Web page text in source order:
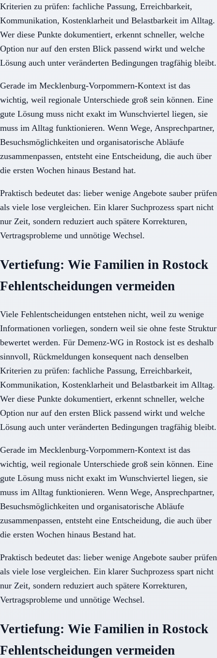
Kriterien zu prüfen: fachliche Passung, Erreichbarkeit,
Kommunikation, Kostenklarheit und Belastbarkeit im Alltag.
Wer diese Punkte dokumentiert, erkennt schneller, welche
Option nur auf den ersten Blick passend wirkt und welche
Lösung auch unter veränderten Bedingungen tragfähig bleibt.
Gerade im Mecklenburg-Vorpommern-Kontext ist das
wichtig, weil regionale Unterschiede groß sein können. Eine
gute Lösung muss nicht exakt im Wunschviertel liegen, sie
muss im Alltag funktionieren. Wenn Wege, Ansprechpartner,
Besuchsmöglichkeiten und organisatorische Abläufe
zusammenpassen, entsteht eine Entscheidung, die auch über
die ersten Wochen hinaus Bestand hat.
Praktisch bedeutet das: lieber wenige Angebote sauber prüfen
als viele lose vergleichen. Ein klarer Suchprozess spart nicht
nur Zeit, sondern reduziert auch spätere Korrekturen,
Vertragsprobleme und unnötige Wechsel.
Vertiefung: Wie Familien in Rostock
Fehlentscheidungen vermeiden
Viele Fehlentscheidungen entstehen nicht, weil zu wenige
Informationen vorliegen, sondern weil sie ohne feste Struktur
bewertet werden. Für Demenz-WG in Rostock ist es deshalb
sinnvoll, Rückmeldungen konsequent nach denselben
Kriterien zu prüfen: fachliche Passung, Erreichbarkeit,
Kommunikation, Kostenklarheit und Belastbarkeit im Alltag.
Wer diese Punkte dokumentiert, erkennt schneller, welche
Option nur auf den ersten Blick passend wirkt und welche
Lösung auch unter veränderten Bedingungen tragfähig bleibt.
Gerade im Mecklenburg-Vorpommern-Kontext ist das
wichtig, weil regionale Unterschiede groß sein können. Eine
gute Lösung muss nicht exakt im Wunschviertel liegen, sie
muss im Alltag funktionieren. Wenn Wege, Ansprechpartner,
Besuchsmöglichkeiten und organisatorische Abläufe
zusammenpassen, entsteht eine Entscheidung, die auch über
die ersten Wochen hinaus Bestand hat.
Praktisch bedeutet das: lieber wenige Angebote sauber prüfen
als viele lose vergleichen. Ein klarer Suchprozess spart nicht
nur Zeit, sondern reduziert auch spätere Korrekturen,
Vertragsprobleme und unnötige Wechsel.
Vertiefung: Wie Familien in Rostock
Fehlentscheidungen vermeiden